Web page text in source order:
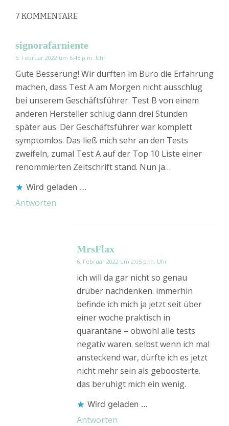
7 KOMMENTARE
signorafarniente
5. Februar 2022 um 6:45 p.m. Uhr
Gute Besserung! Wir durften im Büro die Erfahrung
machen, dass Test A am Morgen nicht ausschlug
bei unserem Geschäftsführer. Test B von einem
anderen Hersteller schlug dann drei Stunden
später aus. Der Geschäftsführer war komplett
symptomlos. Das ließ mich sehr an den Tests
zweifeln, zumal Test A auf der Top 10 Liste einer
renommierten Zeitschrift stand. Nun ja…
Wird geladen …
Antworten
MrsFlax
6. Februar 2022 um 2:05 p.m. Uhr
ich will da gar nicht so genau
drüber nachdenken. immerhin
befinde ich mich ja jetzt seit über
einer woche praktisch in
quarantäne – obwohl alle tests
negativ waren. selbst wenn ich mal
ansteckend war, dürfte ich es jetzt
nicht mehr sein als geboosterte.
das beruhigt mich ein wenig.
Wird geladen …
Antworten